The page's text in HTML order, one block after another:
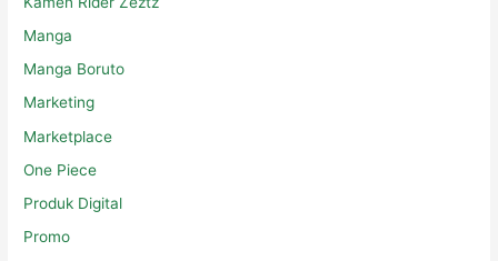
Manga
Manga Boruto
Marketing
Marketplace
One Piece
Produk Digital
Promo
Religi